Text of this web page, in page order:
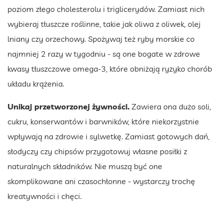
poziom złego cholesterolu i triglicerydów. Zamiast nich
wybieraj tłuszcze roślinne, takie jak oliwa z oliwek, olej
lniany czy orzechowy. Spożywaj też ryby morskie co
najmniej 2 razy w tygodniu - są one bogate w zdrowe
kwasy tłuszczowe omega-3, które obniżają ryzyko chorób
układu krążenia.
Unikaj przetworzonej żywności. Zawiera ona dużo soli,
cukru, konserwantów i barwników, które niekorzystnie
wpływają na zdrowie i sylwetkę. Zamiast gotowych dań,
słodyczy czy chipsów przygotowuj własne posiłki z
naturalnych składników. Nie muszą być one
skomplikowane ani czasochłonne - wystarczy trochę
kreatywności i chęci.